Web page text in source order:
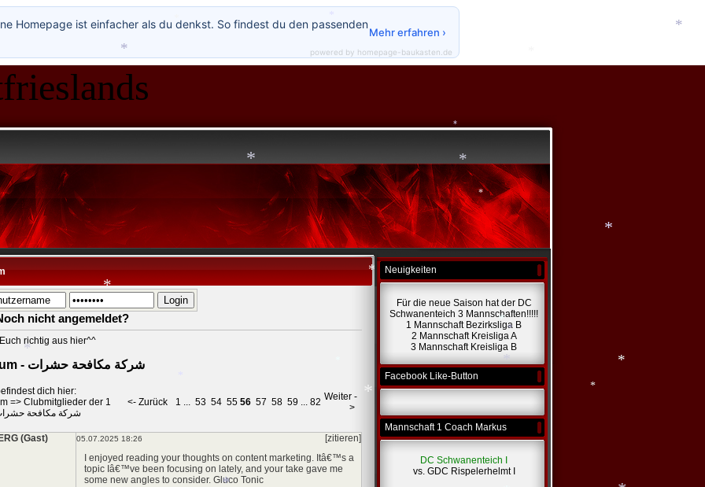
nicht angemeldet?
richtig aus hier^^
Forum - شركة مكافحة حشرات
dich hier:
=> Clubmitglieder der 1
شركة مكافحة
<- Zurück 1 ... 53 54 55 56 57 58 59 ... 82 Weiter -
>
(Gast) 05.07.2025 18:26
[zitieren]
I enjoyed reading your thoughts on content marketing. Itâ€™s a
topic Iâ€™ve been focusing on lately, and your take gave me
some new angles to consider. Gluco Tonic
Neuigkeiten
Für die neue Saison hat der DC
Schwanenteich 3 Mannschaften!!!!!
1 Mannschaft Bezirksliga B
2 Mannschaft Kreisliga A
3 Mannschaft Kreisliga B
Facebook Like-Button
Mannschaft 1 Coach Markus
DC Schwanenteich I
vs. GDC Rispelerhelmt I
Homepage ist einfacher als du denkst. So findest du den passenden
Mehr erfahren ›
powered by homepage-baukasten.de
*
*
*
*
*
*
*
*
*
*